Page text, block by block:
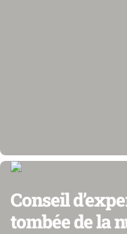
Conseil
tombée de la